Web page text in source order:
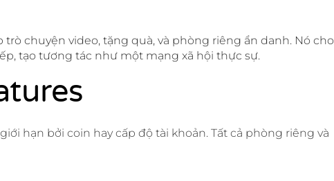
chuyện video, tặng quà, và phòng riêng ẩn danh. Nó cho
tạo tương tác như một mạng xã hội thực sự.
hạn bởi coin hay cấp độ tài khoản. Tất cả phòng riêng và